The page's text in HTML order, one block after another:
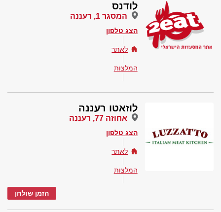
לודנס
המסגר 1, רעננה
הצג טלפון
לאתר
המלצות
לוזאטו רעננה
אחוזה 77, רעננה
הצג טלפון
לאתר
המלצות
הזמן שולחן